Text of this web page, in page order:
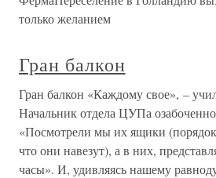
только желанием
Гран балкон
Гран балкон «Каждому свое», –
Начальник отдела ЦУПа
«Посмотрели мы их ящики
что они навезут), а в них,
часы». И, удивляясь нашему